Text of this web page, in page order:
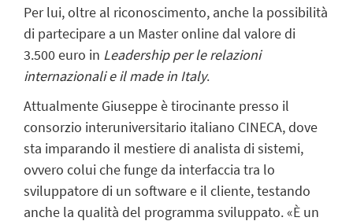
Per lui, oltre al riconoscimento, anche la possibilità
di partecipare a un Master online dal valore di
3.500 euro in Leadership per le relazioni
internazionali e il made in Italy.
Attualmente Giuseppe è tirocinante presso il
consorzio interuniversitario italiano CINECA, dove
sta imparando il mestiere di analista di sistemi,
ovvero colui che funge da interfaccia tra lo
sviluppatore di un software e il cliente, testando
anche la qualità del programma sviluppato. «È un